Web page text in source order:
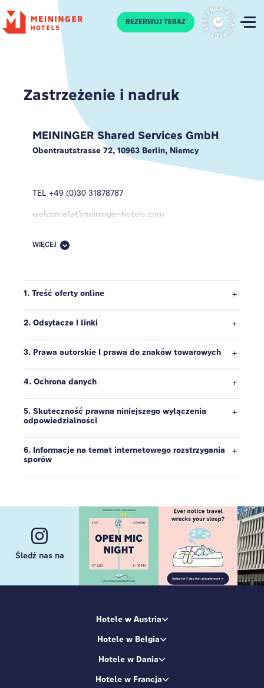
P REZERWUJ TERAZ
Zastrzeżenie i nadruk
MEININGER Shared Services GmbH
Obentrautstrasse 72, 10963 Berlin, Niemcy
TEL +49 (0)30 31878787
welcome[at]meininger-hotels.com
rejonowy)
Niniejsza informacja prawna dotyczy następujących
lokalizacji:
http://www.facebook.com/MeiningerHotels
http://www.youtube.com/user/MEININGERHotel
WIĘCEJ
1. Treść oferty online
2. Odsyłacze I linki
3. Prawa autorskie I prawa do znaków towarowych
4. Ochrona danych
5. Skuteczność prawna niniejszego wyłączenia
odpowiedzialności
6. Informacje na temat internetowego rozstrzygania
sporów
Śledź nas na
Hotele w Austria
Hotele w Belgia
Hotele w Dania
Hotele w Francja